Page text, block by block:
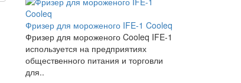
Фризер для мороженого IFE-1 Cooleq
Фризер для мороженого Cooleq IFE-1
используется на предприятиях
общественного питания и торговли
для..